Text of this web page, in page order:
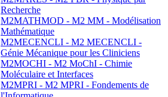
Recherche
M2MATHMOD - M2 MM - Modélisation
Mathématique
M2MECENCLI - M2 MECENCLI -
Génie Mécanique pour les Cliniciens
M2MOCHI - M2 MoChI - Chimie
Moléculaire et Interfaces
M2MPRI - M2 MPRI - Fondements de